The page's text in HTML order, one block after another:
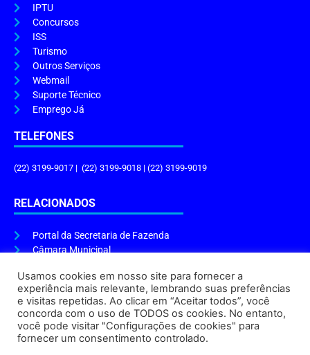
IPTU
Concursos
ISS
Turismo
Outros Serviços
Webmail
Suporte Técnico
Emprego Já
TELEFONES
(22) 3199-9017 | (22) 3199-9018 | (22) 3199-9019
RELACIONADOS
Portal da Secretaria de Fazenda
Câmara Municipal
ENDEREÇO E HORÁRIO
Endereço:Praça Tiradentes, s/n – Centro, Cabo Frio – RJ, 28906-290
Atendimento do Protocolo Geral da Prefeitura:9h às 16h
Usamos cookies em nosso site para fornecer a
experiência mais relevante, lembrando suas preferências
e visitas repetidas. Ao clicar em “Aceitar todos”, você
concorda com o uso de TODOS os cookies. No entanto,
você pode visitar "Configurações de cookies" para
fornecer um consentimento controlado.